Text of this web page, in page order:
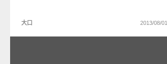
大口 2013/08/01